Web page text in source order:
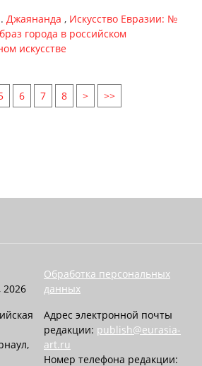
Джаянанда , Искусство Евразии: №
города в российском
искусстве
6 7 8 > >>
2026
Обработка персональных
данных
Адрес электронной почты
редакции: publish@eurasia-
art.ru
Номер телефона редакции: